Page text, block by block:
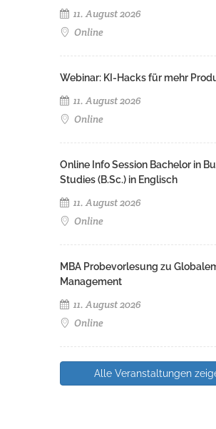
11. August 2026
Online
Webinar: KI-Hacks für mehr
11. August 2026
Online
Online Info Session Bachelor in
Studies (B.Sc.) in Englisch
11. August 2026
Online
MBA Probevorlesung zu
Management
11. August 2026
Online
Alle Veranstaltungen